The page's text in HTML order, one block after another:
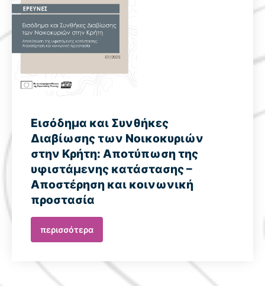
Εισόδημα και Συνθήκες
Διαβίωσης των Νοικοκυριών
στην Κρήτη: Αποτύπωση της
υφιστάμενης κατάστασης –
Αποστέρηση και κοινωνική
προστασία
περισσότερα